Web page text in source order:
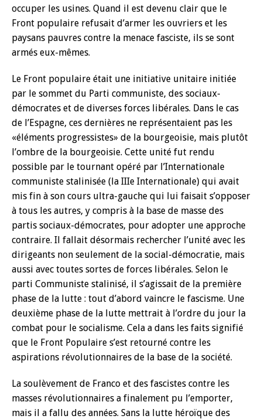
occuper les usines. Quand il est devenu clair que le
Front populaire refusait d’armer les ouvriers et les
paysans pauvres contre la menace fasciste, ils se sont
armés eux-mêmes.
Le Front populaire était une initiative unitaire initiée
par le sommet du Parti communiste, des sociaux-
démocrates et de diverses forces libérales. Dans le cas
de l’Espagne, ces dernières ne représentaient pas les
«éléments progressistes» de la bourgeoisie, mais plutôt
l’ombre de la bourgeoisie. Cette unité fut rendu
possible par le tournant opéré par l’Internationale
communiste stalinisée (la IIIe Internationale) qui avait
mis fin à son cours ultra-gauche qui lui faisait s’opposer
à tous les autres, y compris à la base de masse des
partis sociaux-démocrates, pour adopter une approche
contraire. Il fallait désormais rechercher l’unité avec les
dirigeants non seulement de la social-démocratie, mais
aussi avec toutes sortes de forces libérales. Selon le
parti Communiste stalinisé, il s’agissait de la première
phase de la lutte : tout d’abord vaincre le fascisme. Une
deuxième phase de la lutte mettrait à l’ordre du jour la
combat pour le socialisme. Cela a dans les faits signifié
que le Front Populaire s’est retourné contre les
aspirations révolutionnaires de la base de la société.
La soulèvement de Franco et des fascistes contre les
masses révolutionnaires a finalement pu l’emporter,
mais il a fallu des années. Sans la lutte héroïque des